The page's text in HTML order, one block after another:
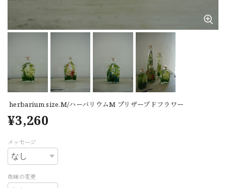
herbarium size.M/ハーバリウムM プリザーブドフラワー
¥3,260
メッセージ
色味の変更